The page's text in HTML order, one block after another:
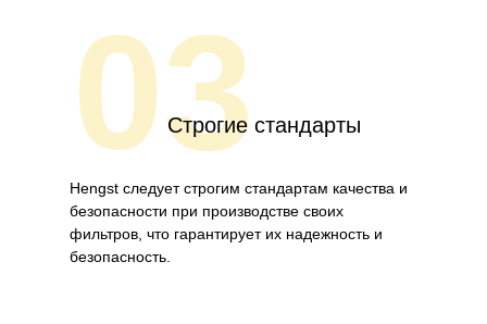
03Строгие стандарты
Hengst следует строгим стандартам качества и
безопасности при производстве своих
фильтров, что гарантирует их надежность и
безопасность.